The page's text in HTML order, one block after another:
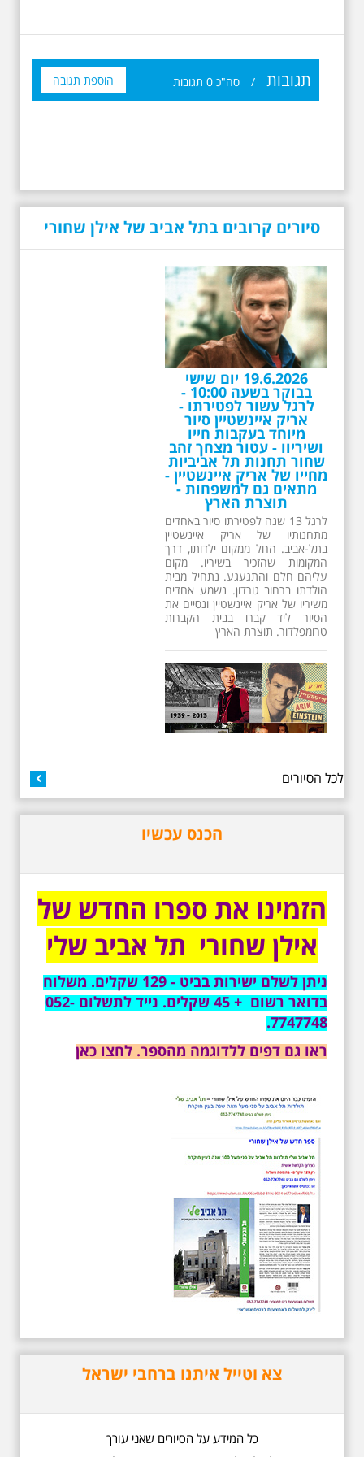
תגובות / סה"כ 0 תגובות הוספת תגובה
סיורים קרובים בתל אביב של אילן שחורי
19.6.2026 יום שישי
בבוקר בשעה 10:00 -
לרגל עשור לפטירתו -
אריק איינשטיין סיור
מיוחד בעקבות חייו
ושיריוו - עטור מצחך זהב
שחור תחנות תל אביביות
מחייו של אריק איינשטיין -
מתאים גם למשפחות -
תוצרת הארץ
לרגל 13 שנה לפטירתו סיור באחדים
מתחנותיו של אריק איינשטיין
בתל-אביב. החל ממקום ילדותו, דרך
המקומות שהזכיר בשיריו. מקום
עליהם חלם והתגעגע. נתחיל מבית
הולדתו ברחוב גורדון. נשמע אחדים
משיריו של אריק איינשטיין ונסיים את
הסיור ליד קברו בבית הקברות
טרומפלדור. תוצרת הארץ
26.6.2026 - שישי בבוקר
ב 10:00 אריק איינשטיין
סיור מיוחד בעקבות חייו
ושיריו - עטור מצחך זהב
שחור תחנות תל אביביות
מחייו של אריק איינשטיין -
מתאים גם למשפחות -
תוצרת הארץ
13 שנים לפטירתו של זמר ענק. סיור
המקומות שהזכיר בשיריו. מקום
משיריו של אריק איינשטיין ונסיים את
הסיור ליד קברו בבית הקברות
3.7.2026 - שישי בבוקר ב
10:00 אריק איינשטיין
סיור בסימן עשור
לפטירתו. סיור מיוחד
בעקבות חייו ושיריו -
עטור מצחך זהב שחור
מתאים גם למשפחות -
תוצרת הארץ
סיור מיוחד לזכרו של אריק איינשטיין,
בעקבות שתיים עשרה שנים
לפטירתו. סיור באחדים מתחנותיו של
אריק איינשטיין בתל-אביב. החל
ממקום ילדותו, דרך המקומות שהזכיר
בשיריו. מקום עליהם חלם והתגעגע.
נתחיל מבית הולדתו ברחוב גורדון.
נשמע אחדים משיריו של אריק
איינשטיין ונסיים את הסיור ליד קברו
בבית הקברות טרומפלדור. תוצרת
הארץ
5.6.2026 שישי בבוקר
ב-10:00 אריק איינשטיין
וגם קצת אלתרמן סיור
לכל הסיורים
הכנס עכשיו
הזמינו את ספרו החדש של
אילן שחורי תל אביב שלי
ניתן לשלם ישירות בביט - 129 שקלים. משלוח
בדואר רשום + 45 שקלים. נייד לתשלום 052-
7747748.
ראו גם דפים ללדוגמה מהספר. לחצו כאן
צא וטייל איתנו ברחבי ישראל
כל המידע על הסיורים שאני עורך